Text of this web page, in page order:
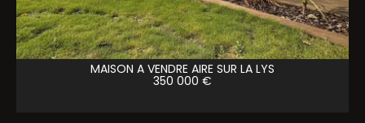
MAISON A VENDRE AIRE SUR LA LYS
350 000 €